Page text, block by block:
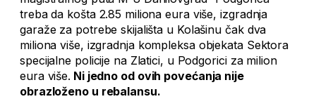
treba da košta 2.85 miliona eura više, izgradnja
garaže za potrebe skijališta u Kolašinu čak dva
miliona više, izgradnja kompleksa objekata Sektora
specijalne policije na Zlatici, u Podgoriciza milion
eura više. Ni jedno od ovih povećanja nije
obrazloženo u rebalansu.